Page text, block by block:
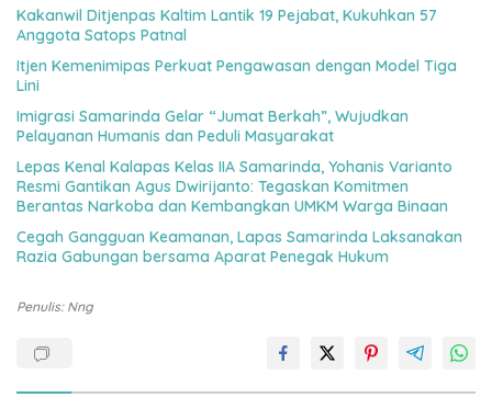
Kakanwil Ditjenpas Kaltim Lantik 19 Pejabat, Kukuhkan 57
Anggota Satops Patnal
Itjen Kemenimipas Perkuat Pengawasan dengan Model Tiga
Lini
Imigrasi Samarinda Gelar “Jumat Berkah”, Wujudkan
Pelayanan Humanis dan Peduli Masyarakat
Lepas Kenal Kalapas Kelas IIA Samarinda, Yohanis Varianto
Resmi Gantikan Agus Dwirijanto: Tegaskan Komitmen
Berantas Narkoba dan Kembangkan UMKM Warga Binaan
Cegah Gangguan Keamanan, Lapas Samarinda Laksanakan
Razia Gabungan bersama Aparat Penegak Hukum
Penulis: Nng